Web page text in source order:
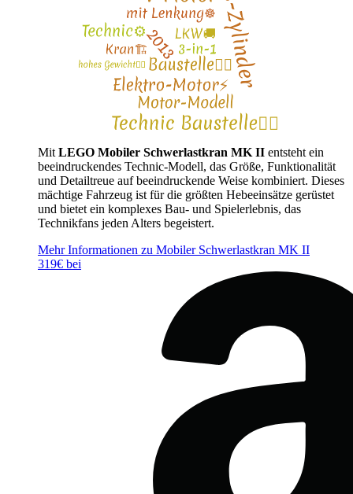
Mit LEGO Mobiler Schwerlastkran MK II entsteht ein
beeindruckendes Technic-Modell, das Größe, Funktionalität
und Detailtreue auf beeindruckende Weise kombiniert. Dieses
mächtige Fahrzeug ist für die größten Hebeeinsätze gerüstet
und bietet ein komplexes Bau- und Spielerlebnis, das
Technikfans jeden Alters begeistert.
Mehr Informationen zu Mobiler Schwerlastkran MK II
319€ bei